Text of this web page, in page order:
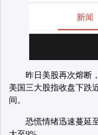
昨日美股再次熔断
美国三大股指收盘下跌
间。
恐慌情绪迅速蔓延